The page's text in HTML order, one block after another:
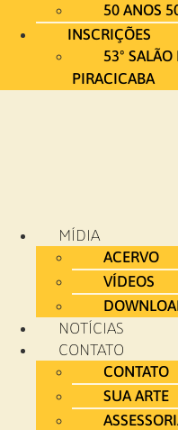
50 ANOS
INSCRIÇÕES
53º
PIRACICABA
MÍDIA
ACERVO
VÍDEOS
NOTÍCIAS
CONTATO
CONTATO
SUA ARTE